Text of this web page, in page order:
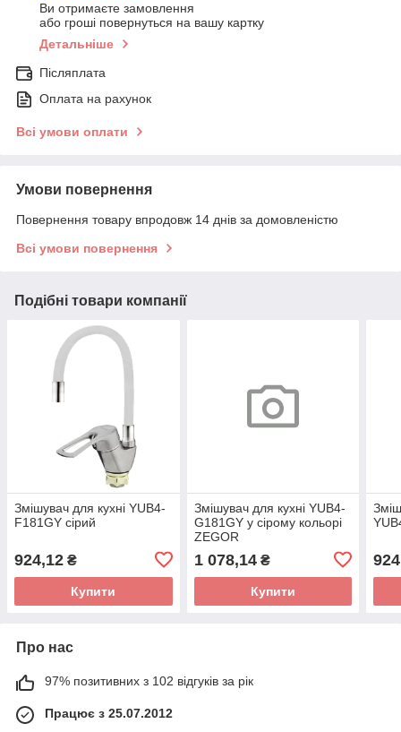
Ви отримаєте замовлення
або гроші повернуться на вашу картку
Детальніше
Післяплата
Оплата на рахунок
Всі умови оплати
Умови повернення
Повернення товару впродовж 14 днів за домовленістю
Всі умови повернення
Подібні товари компанії
Змішувач для кухні YUB4-
F181GY сірий
924,12 ₴
Купити
Змішувач для кухні YUB4-
G181GY у сірому кольорі
ZEGOR
1 078,14₴
Купити
Про нас
97% позитивних з 102 відгуків за рік
Працює з 25.07.2012